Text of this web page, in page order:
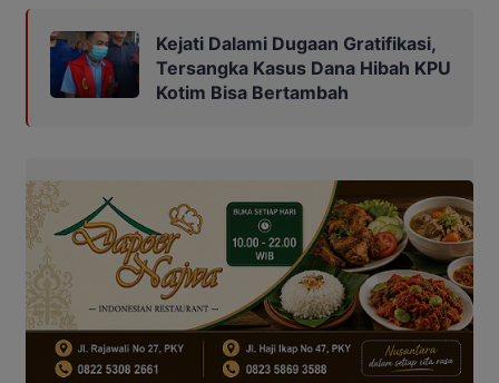
Kejati Dalami Dugaan Gratifikasi,
Tersangka Kasus Dana Hibah KPU
Kotim Bisa Bertambah